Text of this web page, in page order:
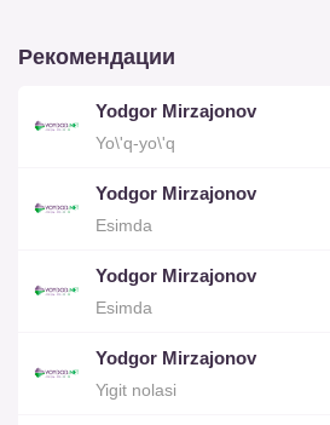
Рекомендации
Yodgor Mirzajonov
Yo\'q-yo\'q
Yodgor Mirzajonov
Esimda
Yodgor Mirzajonov
Esimda
Yodgor Mirzajonov
Yigit nolasi